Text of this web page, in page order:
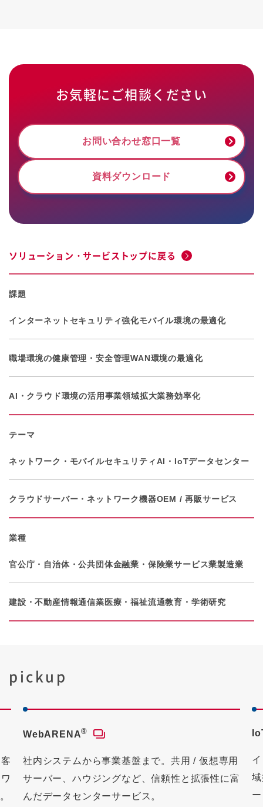
お気軽にご相談ください
お問い合わせ窓口一覧
資料ダウンロード
ソリューション・サービストップに戻る
課題
インターネットセキュリティ強化モバイル環境の最適化
職場環境の健康管理・安全管理WAN環境の最適化
AI・クラウド環境の活用事業領域拡大業務効率化
テーマ
ネットワーク・モバイルセキュリティAI・IoTデータセンター
クラウドサーバー・ネットワーク機器OEM / 再販サービス
業種
官公庁・自治体・公共団体金融業・保険業サービス業製造業
建設・不動産情報通信業医療・福祉流通教育・学術研究
pickup
WebARENA®
社内システムから事業基盤まで。共用 / 仮想専用
サーバー、ハウジングなど、信頼性と拡張性に富
んだデータセンターサービス。